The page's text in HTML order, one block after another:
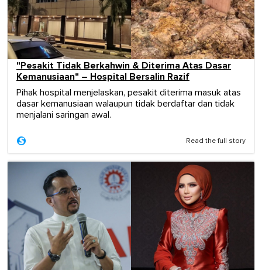
"Pesakit Tidak Berkahwin & Diterima Atas Dasar
Kemanusiaan" – Hospital Bersalin Razif
Pihak hospital menjelaskan, pesakit diterima masuk atas
dasar kemanusiaan walaupun tidak berdaftar dan tidak
menjalani saringan awal.
Read the full story